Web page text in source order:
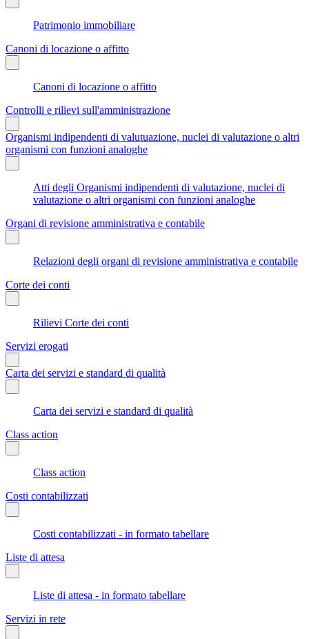
Patrimonio immobiliare
Canoni di locazione o affitto
Canoni di locazione o affitto
Controlli e rilievi sull'amministrazione
Organismi indipendenti di valutuazione, nuclei di valutazione o altri
organismi con funzioni analoghe
Atti degli Organismi indipendenti di valutazione, nuclei di
valutazione o altri organismi con funzioni analoghe
Organi di revisione amministrativa e contabile
Relazioni degli organi di revisione amministrativa e contabile
Corte dei conti
Rilievi Corte dei conti
Servizi erogati
Carta dei servizi e standard di qualità
Carta dei servizi e standard di qualità
Class action
Class action
Costi contabilizzati
Costi contabilizzati - in formato tabellare
Liste di attesa
Liste di attesa - in formato tabellare
Servizi in rete